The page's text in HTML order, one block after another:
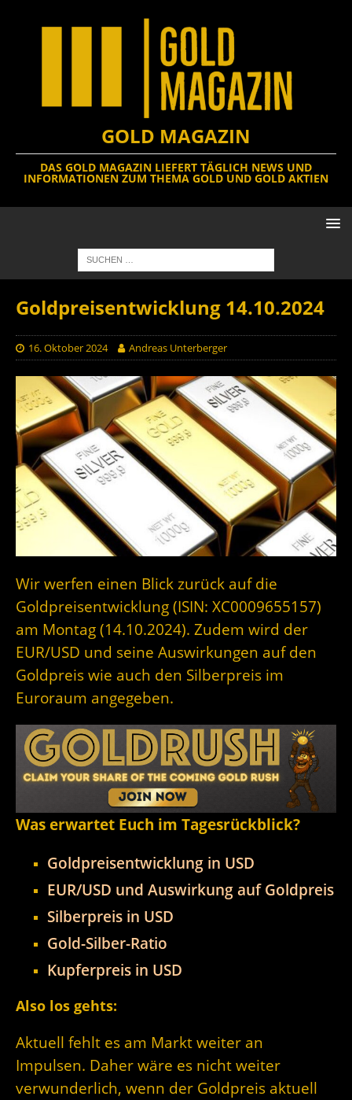
GOLD MAGAZIN
DAS GOLD MAGAZIN LIEFERT TÄGLICH NEWS UND
INFORMATIONEN ZUM THEMA GOLD UND GOLD AKTIEN
Goldpreisentwicklung 14.10.2024
16. Oktober 2024 Andreas Unterberger
Wir werfen einen Blick zurück auf die
Goldpreisentwicklung (ISIN: XC0009655157)
am Montag (14.10.2024). Zudem wird der
EUR/USD und seine Auswirkungen auf den
Goldpreis wie auch den Silberpreis im
Euroraum angegeben.
Was erwartet Euch im Tagesrückblick?
Goldpreisentwicklung in USD
EUR/USD und Auswirkung auf Goldpreis
Silberpreis in USD
Gold-Silber-Ratio
Kupferpreis in USD
Also los gehts:
Aktuell fehlt es am Markt weiter an
Impulsen. Daher wäre es nicht weiter
verwunderlich, wenn der Goldpreis aktuell